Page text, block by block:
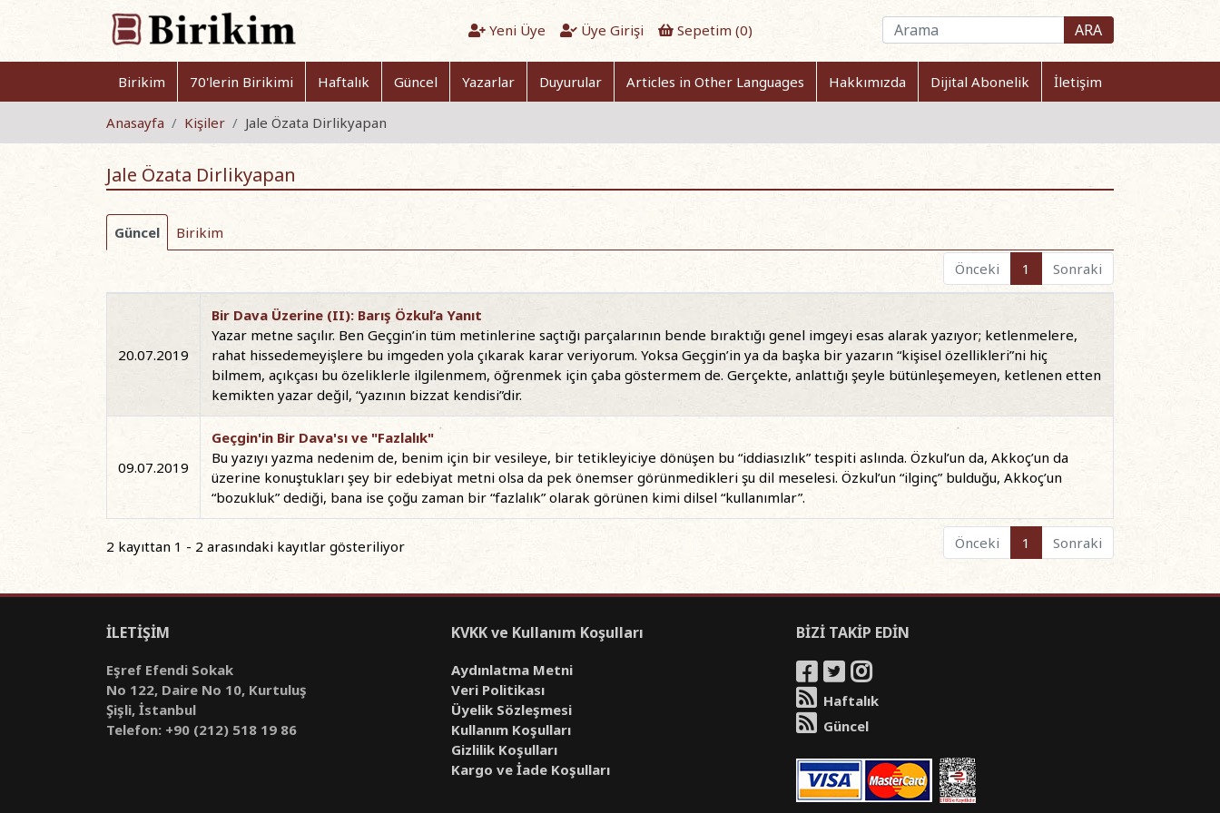
Yeni Üye Üye Girişi Sepetim (0) ARA
Birikim 70'lerin Birikimi Haftalık Güncel Yazarlar Duyurular Articles in Other Languages Hakkımızda Dijital Abonelik İletişim
Anasayfa Kişiler Jale Özata Dirlikyapan
Jale Özata Dirlikyapan
Güncel
Birikim
Önceki
1 Sonraki
20.07.2019
Bir Dava Üzerine (II): Barış Özkul’a Yanıt
Yazar metne saçılır. Ben Geçgin’in tüm metinlerine saçtığı parçalarının bende bıraktığı genel imgeyi esas alarak yazıyor; ketlenmelere,
rahat hissedemeyişlere bu imgeden yola çıkarak karar veriyorum. Yoksa Geçgin’in ya da başka bir yazarın “kişisel özellikleri”ni hiç
bilmem, açıkçası bu özeliklerle ilgilenmem, öğrenmek için çaba göstermem de. Gerçekte, anlattığı şeyle bütünleşemeyen, ketlenen etten
kemikten yazar değil, “yazının bizzat kendisi”dir.
09.07.2019
Geçgin'in Bir Dava'sı ve "Fazlalık"
Bu yazıyı yazma nedenim de, benim için bir vesileye, bir tetikleyiciye dönüşen bu “iddiasızlık” tespiti aslında. Özkul’un da, Akkoç’un da
üzerine konuştukları şey bir edebiyat metni olsa da pek önemser görünmedikleri şu dil meselesi. Özkul’un “ilginç” bulduğu, Akkoç’un
“bozukluk” dediği, bana ise çoğu zaman bir “fazlalık” olarak görünen kimi dilsel “kullanımlar”.
2 kayıttan 1 - 2 arasındaki kayıtlar gösteriliyor Önceki 1 Sonraki
İLETİŞİM
Eşref Efendi Sokak
No 122, Daire No 10, Kurtuluş
Şişli, İstanbul
Telefon: +90 (212) 518 19 86
KVKK ve Kullanım Koşulları
Aydınlatma Metni
Veri Politikası
Üyelik Sözleşmesi
Kullanım Koşulları
Gizlilik Koşulları
Kargo ve İade Koşulları
BİZİ TAKİP EDİN
Haftalık
Güncel